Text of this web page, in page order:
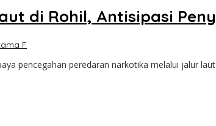
di Rohil, Antisipasi
F
pencegahan peredaran narkotika melalui jalur laut